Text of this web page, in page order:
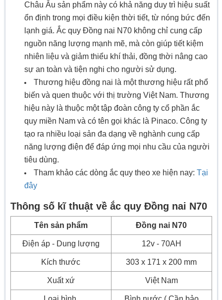
Châu Âu sản phẩm này có khả năng duy trì hiệu suất
ổn định trong mọi điều kiện thời tiết, từ nóng bức đến
lạnh giá. Ắc quy Đồng nai N70 không chỉ cung cấp
nguồn năng lượng mạnh mẽ, mà còn giúp tiết kiệm
nhiên liệu và giảm thiểu khí thải, đồng thời nâng cao
sự an toàn và tiện nghi cho người sử dụng.
Thương hiệu đồng nai là một thương hiệu rất phổ
biến và quen thuộc với thị trường Việt Nam. Thương
hiệu này là thuộc một tập đoàn công ty cổ phần ắc
quy miền Nam và có tên gọi khác là Pinaco. Công ty
tạo ra nhiều loại sản đa dạng về nghành cung cấp
năng lượng điện để đáp ứng mọi nhu cầu của người
tiêu dùng.
Tham khảo các dòng ắc quy theo xe hiện nay: Tại
đây
Thông số kĩ thuật về ắc quy Đồng nai N70
Tên sản phẩm Đồng nai N70
Điện áp - Dung lượng 12v - 70AH
Kích thước 303 x 171 x 200 mm
Xuất xứ Việt Nam